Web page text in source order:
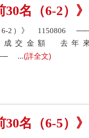
30名（6-2）
6-2）》 1150806
成交金額
...(詳全文)
30名（6-5）